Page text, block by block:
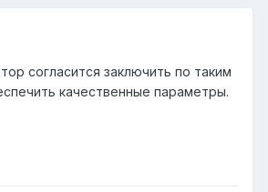
согласится заключить по таким
качественные параметры.